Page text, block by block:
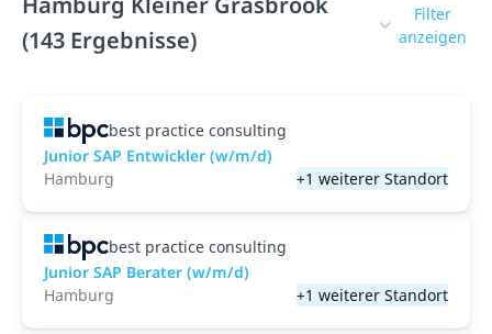
(143 Ergebnisse)
Filter
anzeigen
best practice consulting
Junior SAP Entwickler (w/m/d)
Hamburg
+1 weiterer Standort
best practice consulting
Junior SAP Berater (w/m/d)
Hamburg
+1 weiterer Standort